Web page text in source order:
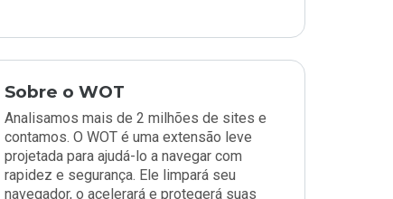
Sobre o WOT
Analisamos mais de 2 milhões de sites e
contamos. O WOT é uma extensão leve
projetada para ajudá-lo a navegar com
rapidez e segurança. Ele limpará seu
navegador, o acelerará e protegerá suas